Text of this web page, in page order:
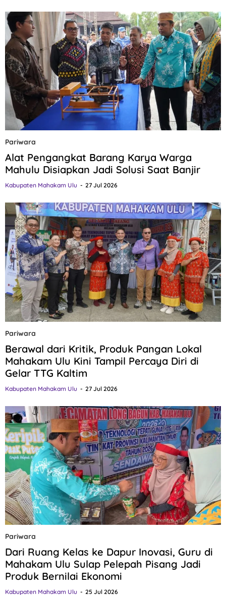
Pariwara
Alat Pengangkat Barang Karya Warga
Mahulu Disiapkan Jadi Solusi Saat Banjir
Kabupaten Mahakam Ulu 27 Jul 2026
Pariwara
Berawal dari Kritik, Produk Pangan Lokal
Mahakam Ulu Kini Tampil Percaya Diri di
Gelar TTG Kaltim
Kabupaten Mahakam Ulu 27 Jul 2026
Pariwara
Dari Ruang Kelas ke Dapur Inovasi, Guru di
Mahakam Ulu Sulap Pelepah Pisang Jadi
Produk Bernilai Ekonomi
Kabupaten Mahakam Ulu 25 Jul 2026